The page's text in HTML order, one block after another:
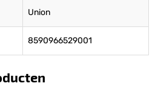
Union
8590966529001